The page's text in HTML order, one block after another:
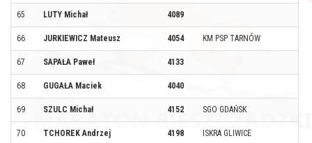
65 LUTY Michał 4089
66 JURKIEWICZ Mateusz 4054 KM PSP TARNÓW
67 SAPAŁA Paweł 4133
68 GUGAŁA Maciek 4040
69 SZULC Michał 4152 SGO GDAŃSK
70 TCHOREK Andrzej 4198 ISKRA GLIWICE